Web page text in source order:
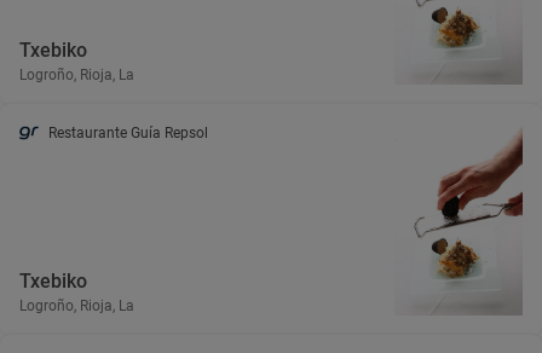
Txebiko
Logroño, Rioja, La
Restaurante Guía Repsol
Txebiko
Logroño, Rioja, La